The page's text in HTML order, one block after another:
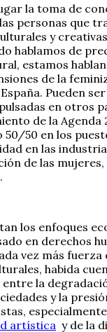
la toma de
personas que
y
hablamos de
estamos
de la
Pueden
en otros
de la Agenda
50/50 en los
en las
de las
los enfoques
en derechos
vez más fuerza
habida
la
y la
especialmente
artística y de la